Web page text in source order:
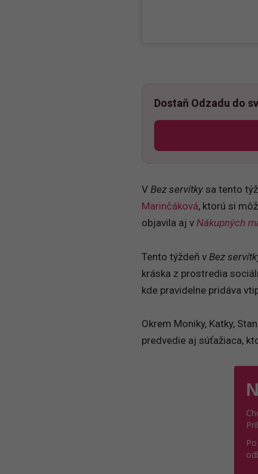
Dostaň Odzadu do
V Bez servítky sa tento
Marinčáková, ktorú si
objavila aj v Nákupných
Tento týždeň v Bez
kráska z prostredia
kde pravidelne pridáva
Okrem Moniky, Katky,
predvedie aj súťažiaca,